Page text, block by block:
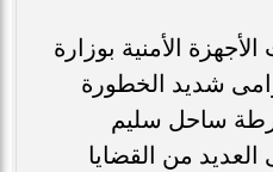
الأمنية بوزارة
شديد الخطورة
ساحل سليم
من القضايا